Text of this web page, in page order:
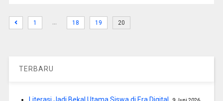
1 … 18 19 20
TERBARU